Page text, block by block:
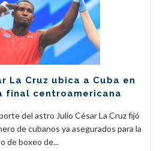
La Cruz ubica a Cuba en
final centroamericana
del astro Julio César La Cruz fijó
de cubanos ya asegurados para la
de boxeo de...